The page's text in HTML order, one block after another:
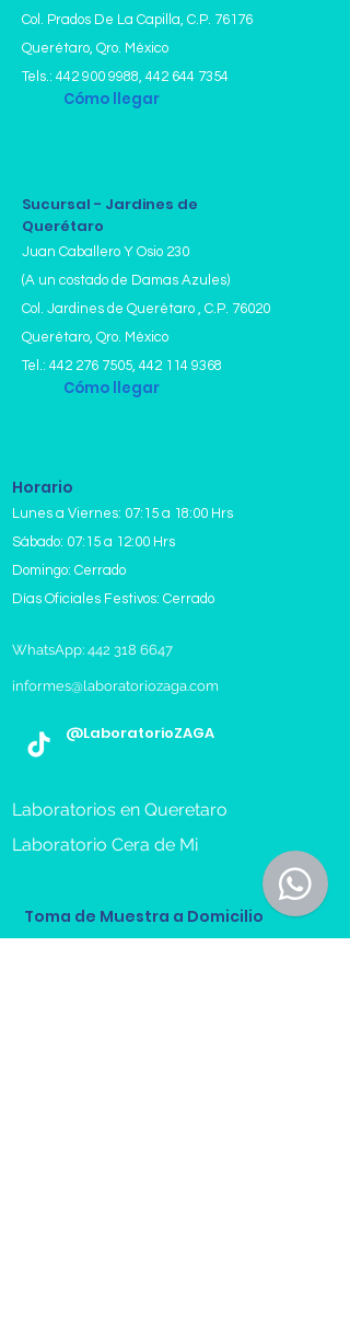
Col. Prados De La Capilla, C.P. 76176
Querétaro, Qro. México
Tels.: 442 900 9988, 442 644 7354
Cómo llegar
Sucursal - Jardines de
Querétaro
Cómo llegar
Juan Caballero Y Osio 230
(A un costado de Damas Azules)
Col. Jardines de Querétaro , C.P. 76020
Querétaro, Qro. México
Tel.: 442 276 7505, 442 114 9368
Horario
Lunes a Viernes: 07:15 a 18:00 Hrs
Sábado: 07:15 a 12:00 Hrs
Domingo: Cerrado
Días Oficiales Festivos: Cerrado
WhatsApp: 442 318 6647
informes@laboratoriozaga.com
@LaboratorioZAGA
Laboratorios en Queretaro
Laboratorio Cera de Mi
Toma de Muestra a Domicilio